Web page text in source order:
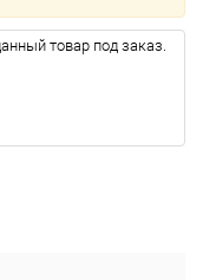
товар под заказ.